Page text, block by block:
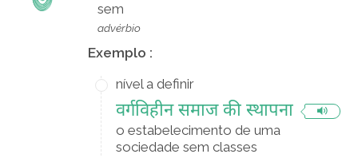
sem
advérbio
Exemplo :
nível a definir
वर्गविहीन समाज की स्थापना
o estabelecimento de uma
sociedade sem classes